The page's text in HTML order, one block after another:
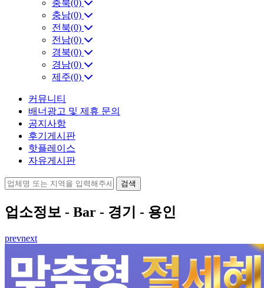
충북(0)
충남(0)
전북(0)
전남(0)
경북(0)
경남(0)
제주(0)
커뮤니티
배너광고 및 제휴 문의
공지사항
후기게시판
핫플레이스
자유게시판
업소정보 - Bar - 경기 - 용인
prevnext